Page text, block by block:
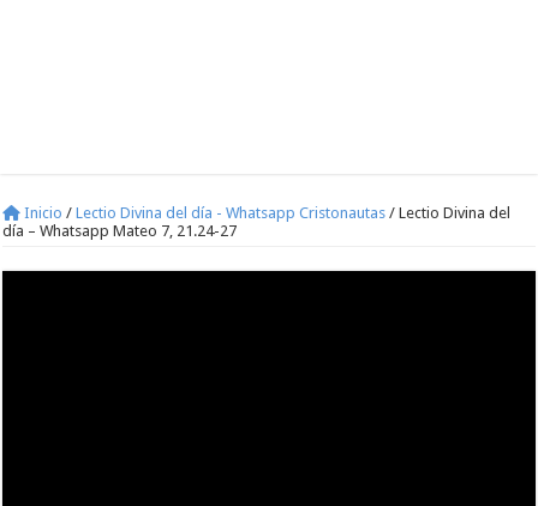
Inicio / Lectio Divina del día - Whatsapp Cristonautas / Lectio Divina del
día – Whatsapp Mateo 7, 21.24-27